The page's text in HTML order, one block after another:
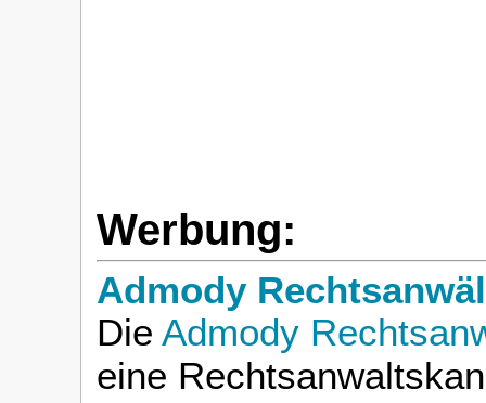
Werbung:
Admody
Die Admody
eine